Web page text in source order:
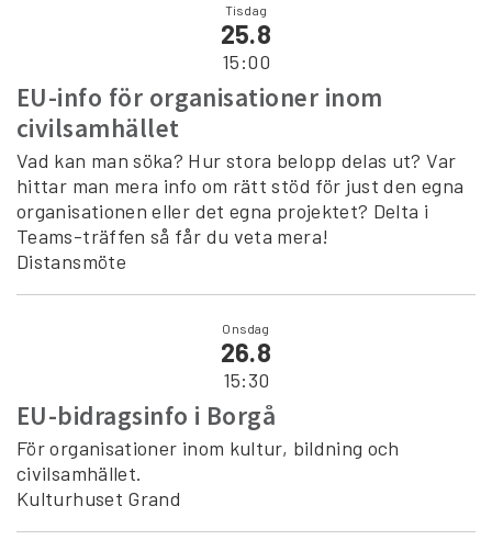
Tisdag
25.8
15:00
EU-info för organisationer inom
civilsamhället
Vad kan man söka? Hur stora belopp delas ut? Var
hittar man mera info om rätt stöd för just den egna
organisationen eller det egna projektet? Delta i
Teams-träffen så får du veta mera!
Distansmöte
Onsdag
26.8
15:30
EU-bidragsinfo i Borgå
För organisationer inom kultur, bildning och
civilsamhället.
Kulturhuset Grand